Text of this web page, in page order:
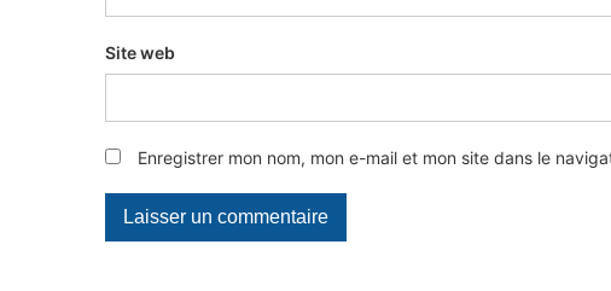
Site web
Enregistrer mon nom, mon e-mail et mon site dans le